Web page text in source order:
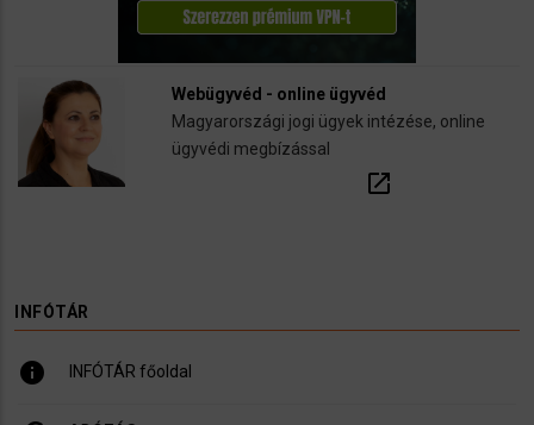
Webügyvéd - online ügyvéd
Magyarországi jogi ügyek intézése, online
ügyvédi megbízással
open_in_new
INFÓTÁR
info INFÓTÁR főoldal